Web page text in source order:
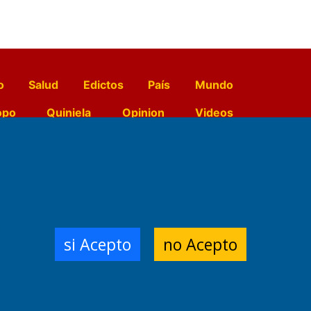
Salud Edictos País
Mundo
Quiniela Opinion
Videos
Impresora:
si Acepto no Acepto